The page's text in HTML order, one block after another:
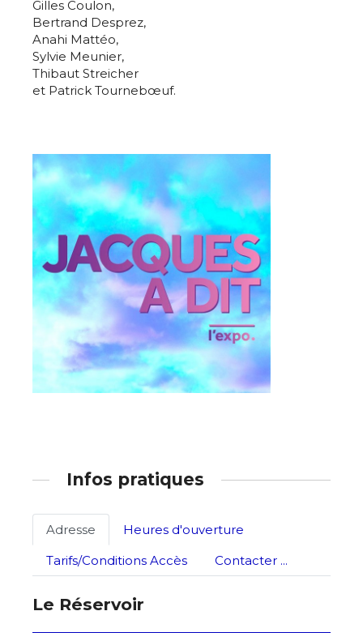
Adresse email*
Nom
Prénom
Statut / Organisation
Adresse email*
Prénom
Statut / Organisation
J'accepte lestermes et conditions
* Champ obligatoire
Gilles Coulon,
Bertrand Desprez,
Anahi Mattéo,
Sylvie Meunier,
Thibaut Streicher
et Patrick Tournebœuf.
Infos pratiques
Adresse
Heures d'ouverture
Tarifs/Conditions Accès
Contacter ...
Le Réservoir